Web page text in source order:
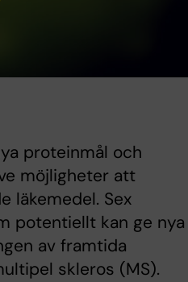
proteinmål och
möjligheter att
läkemedel. Sex
potentiellt kan ge nya
av framtida
skleros (MS).